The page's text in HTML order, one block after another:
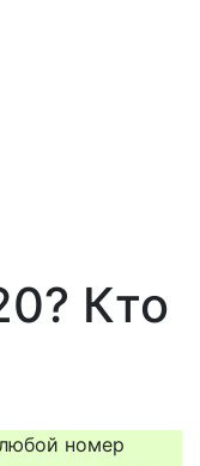
Кто
номер